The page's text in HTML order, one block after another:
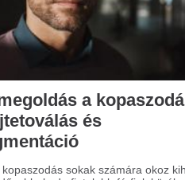
bölcs útmutató a
az élet egyik legfontosabb
fontos lesz neked, vagy a jövőt
kereshetsz. Ebben segíthet a
útmutatóként szolgálhat.
a jövendölések világába, fontos